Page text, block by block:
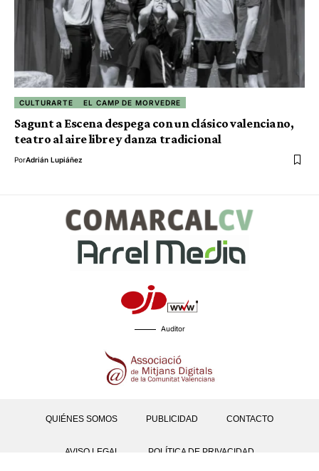
CULTURARTE EL CAMP DE MORVEDRE
Sagunt a Escena despega con un clásico valenciano,
teatro al aire libre y danza tradicional
PorAdrián Lupiáñez
Auditor
QUIÉNES SOMOS PUBLICIDAD CONTACTO
AVISO LEGAL POLÍTICA DE PRIVACIDAD